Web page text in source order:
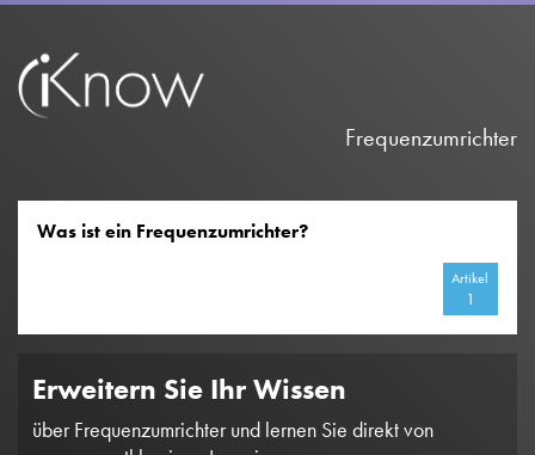
Frequenzumrichter
Was ist ein Frequenzumrichter?
Artikel
1
Erweitern Sie Ihr Wissen
über Frequenzumrichter und lernen Sie direkt von